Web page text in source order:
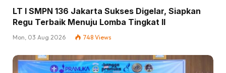
LT I SMPN 136 Jakarta Sukses Digelar, Siapkan
Regu Terbaik Menuju Lomba Tingkat II
Mon, 03 Aug 2026 748 Views